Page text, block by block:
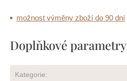
možnost výměny zboží do 90 dní
Doplňkové parametry
Kategorie: